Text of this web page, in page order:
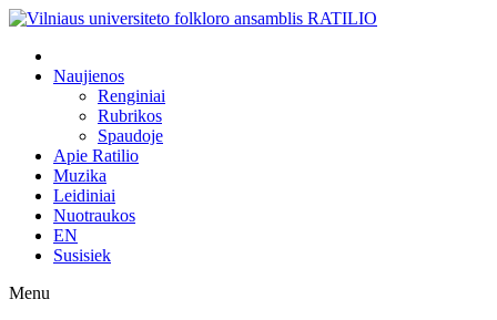
Naujienos
Renginiai
Rubrikos
Spaudoje
Apie Ratilio
Muzika
Leidiniai
Nuotraukos
EN
Susisiek
Menu